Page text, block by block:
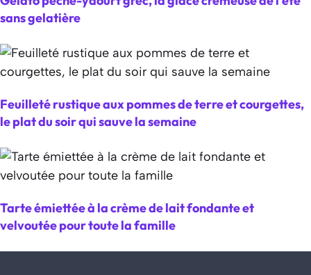
sans gelatière
Feuilleté rustique aux pommes de terre et courgettes,
le plat du soir qui sauve la semaine
Tarte émiettée à la crème de lait fondante et
velvoutée pour toute la famille